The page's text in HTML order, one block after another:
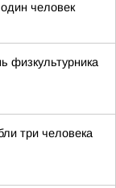
человек
физкультурника
три человека